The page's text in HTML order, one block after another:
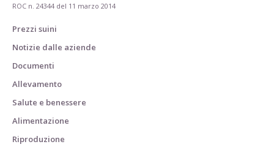
ROC n. 24344 del 11 marzo 2014
Prezzi suini
Notizie dalle aziende
Documenti
Allevamento
Salute e benessere
Alimentazione
Riproduzione